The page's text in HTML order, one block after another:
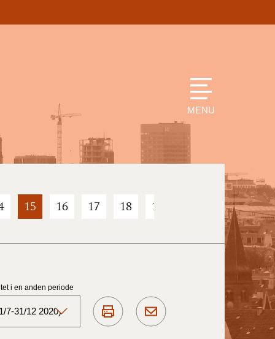
MENU
15 16 17 18 19 21 22
i en anden periode
7-31/12 2020)